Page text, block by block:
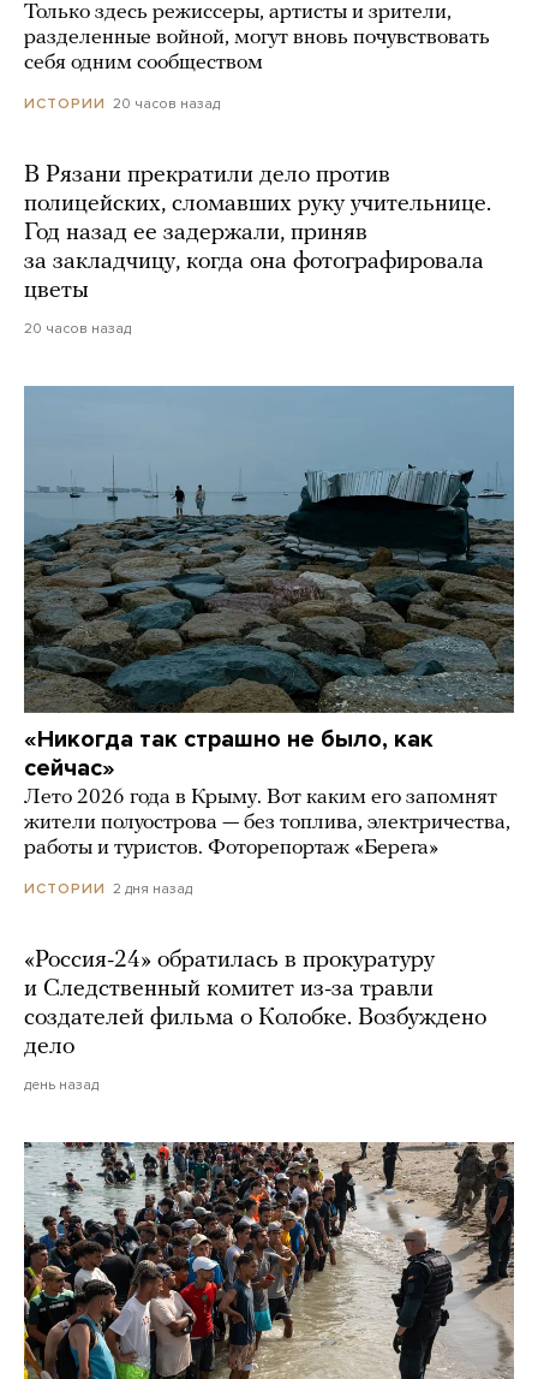
Только здесь режиссеры, артисты и зрители,
разделенные войной, могут вновь почувствовать
себя одним сообществом
ИСТОРИИ 20 часов назад
В Рязани прекратили дело против
полицейских, сломавших руку учительнице.
Год назад ее задержали, приняв
за закладчицу, когда она фотографировала
цветы
20 часов назад
«Никогда так страшно не было, как
сейчас»
Лето 2026 года в Крыму. Вот каким его запомнят
жители полуострова — без топлива, электричества,
работы и туристов. Фоторепортаж «Берега»
ИСТОРИИ 2 дня назад
«Россия-24» обратилась в прокуратуру
и Следственный комитет из-за травли
создателей фильма о Колобке. Возбуждено
дело
день назад